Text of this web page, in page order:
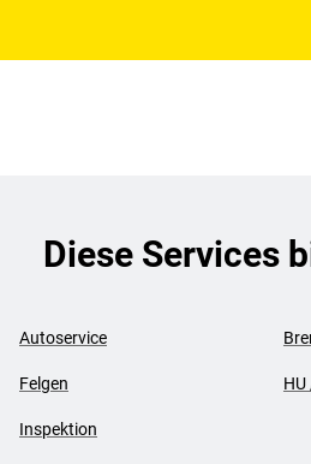
Diese Services
Autoservice
Felgen HU
Inspektion